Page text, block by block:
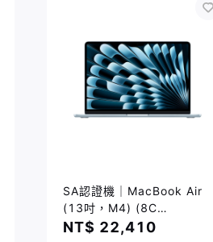
SA認證機｜MacBook Air
(13吋，M4) (8C
GPU/16GB/256GB) 天藍
NT$ 22,410